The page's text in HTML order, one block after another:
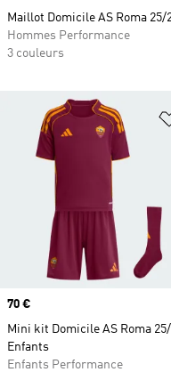
Maillot Domicile AS Roma 25/
Hommes Performance
3 couleurs
Prix
70 €
Mini kit Domicile AS Roma
Enfants
Enfants Performance